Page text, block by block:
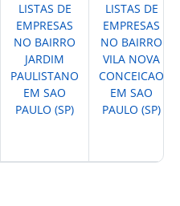
LISTAS DE
EMPRESAS
NO BAIRRO
JARDIM
PAULISTANO
EM SAO
PAULO (SP)
LISTAS DE
EMPRESAS
NO BAIRRO
VILA NOVA
CONCEICAO
EM SAO
PAULO (SP)